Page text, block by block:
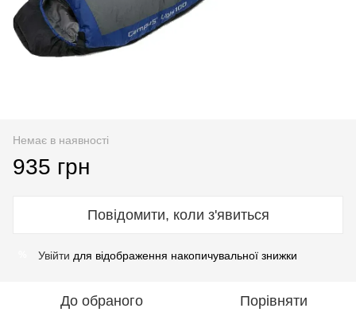
Немає в наявності
935 грн
Повідомити, коли з'явиться
Увійти для відображення накопичувальної знижки
До обраного Порівняти